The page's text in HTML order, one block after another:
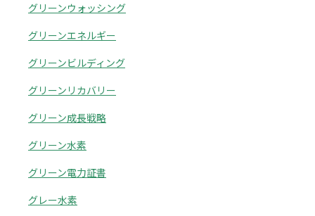
グリーンウォッシング
グリーンエネルギー
グリーンビルディング
グリーンリカバリー
グリーン成長戦略
グリーン水素
グリーン電力証書
グレー水素